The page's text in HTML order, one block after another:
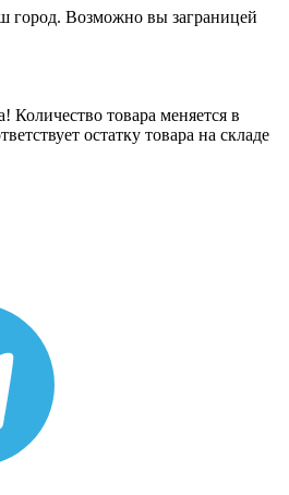
город. Возможно вы заграницей
Количество товара меняется в
остатку товара на складе